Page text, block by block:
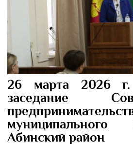
26 марта 2026 г.
заседание
муниципального
Абинский район